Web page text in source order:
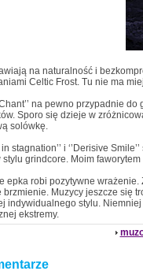
na naturalność i
Celtic Frost. Tu nie ma
Chant’’ na pewno przypadnie
Sporo się dzieje w
solówkę.
in stagnation’’ i ‘’Derisive
stylu grindcore. Moim faworytem
epka robi pozytywne
brzmienie. Muzycy jeszcze się
indywidualnego stylu.
ekstremy.